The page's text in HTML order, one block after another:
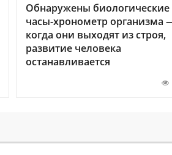
Обнаружены биологические
часы-хронометр организма
когда они выходят из строя,
развитие человека
останавливается